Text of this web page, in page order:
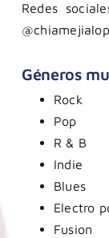
Redes
Géneros
Rock
Pop
R & B
Indie
Blues
Electro
Fusion